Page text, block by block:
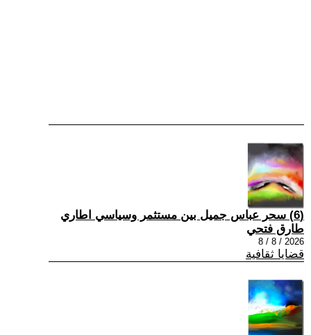
(6) سحر عباس جميل بين مستثمر وسياسي اطاري
طارق فتحي
2026 / 8 / 8
قضايا ثقافية